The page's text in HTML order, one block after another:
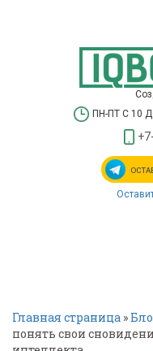
ПН-ПТ С 10
Главная страница »
понять свои